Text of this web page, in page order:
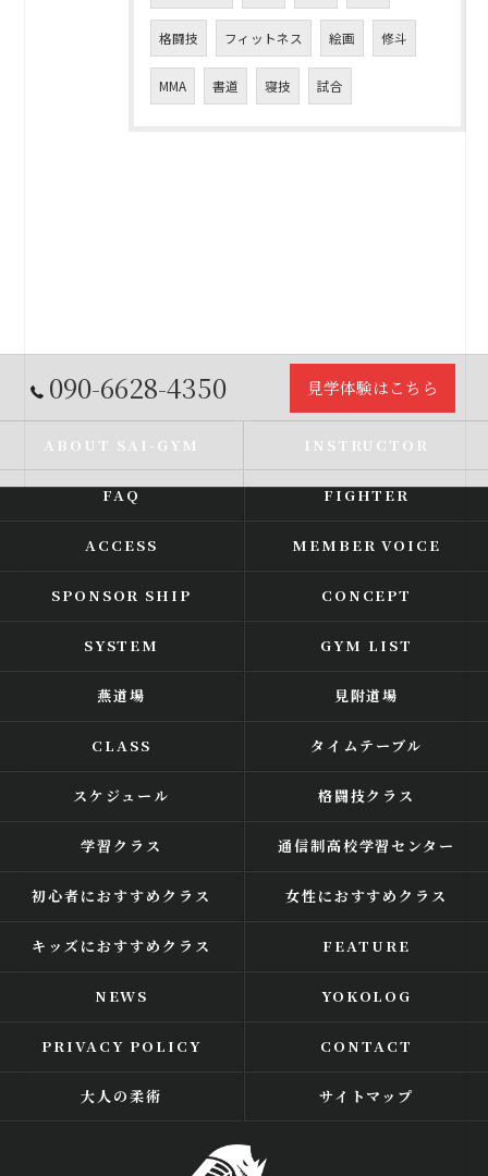
格闘技 フィットネス 絵画 修斗
MMA 書道 寝技 試合
090-6628-4350 見学体験はこちら
ABOUT SAI-GYM INSTRUCTOR
FAQ FIGHTER
ACCESS MEMBER VOICE
SPONSOR SHIP CONCEPT
SYSTEM GYM LIST
燕道場 見附道場
CLASS タイムテーブル
スケジュール 格闘技クラス
学習クラス 通信制高校学習センター
初心者におすすめクラス 女性におすすめクラス
キッズにおすすめクラス FEATURE
NEWS YOKOLOG
PRIVACY POLICY CONTACT
大人の柔術 サイトマップ